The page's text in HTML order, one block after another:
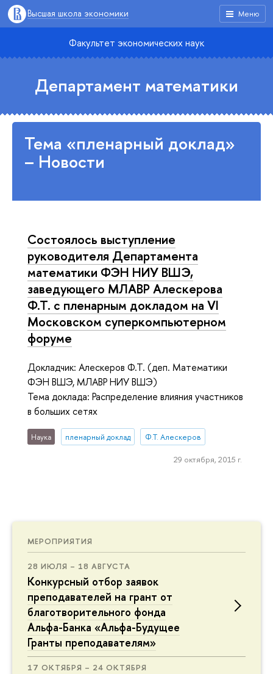
Меню
Высшая школа экономики
МЕРОПРИЯТИЯ
28 ИЮЛЯ – 18 АВГУСТА
Конкурсный отбор заявок
преподавателей на грант от
благотворительного фонда
Альфа-Банка «Альфа-Будущее
Гранты преподавателям»
17 ОКТЯБРЯ – 24 ОКТЯБРЯ
Факультет экономических наук
Департамент математики
Тема «пленарный доклад»
– Новости
Состоялось выступление
руководителя Департамента
математики ФЭН НИУ ВШЭ,
заведующего МЛАВР Алескерова
Ф.Т. с пленарным докладом на VI
Московском суперкомпьютерном
форуме
Докладчик: Алескеров Ф.Т. (деп. Математики
ФЭН ВШЭ, МЛАВР НИУ ВШЭ)
Тема доклада: Распределение влияния участников
в больших сетях
Наука пленарный доклад Ф.Т. Алескеров
29 октября, 2015 г.